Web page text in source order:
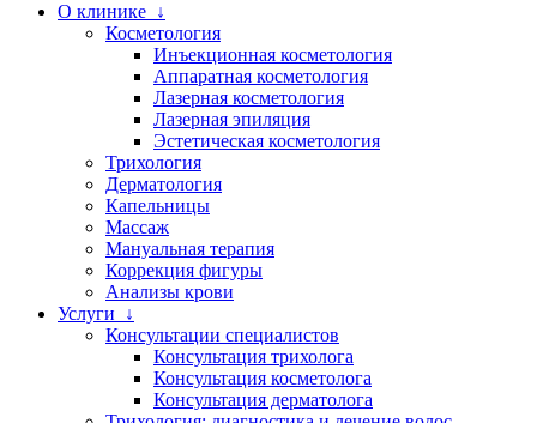
О клинике ↓
Косметология
Инъекционная косметология
Аппаратная косметология
Лазерная косметология
Лазерная эпиляция
Эстетическая косметология
Трихология
Дерматология
Капельницы
Массаж
Мануальная терапия
Коррекция фигуры
Анализы крови
Услуги ↓
Консультации специалистов
Консультация трихолога
Консультация косметолога
Консультация дерматолога